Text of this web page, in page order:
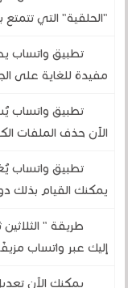
"الحلقية" التي
تطبيق واتساب
مفيدة للغاية على
تطبيق واتساب
الآن حذف الملفات
تطبيق واتساب
يمكنك القيام بذلك
طريقة "
إليك عبر واتساب
يمكنك الآن